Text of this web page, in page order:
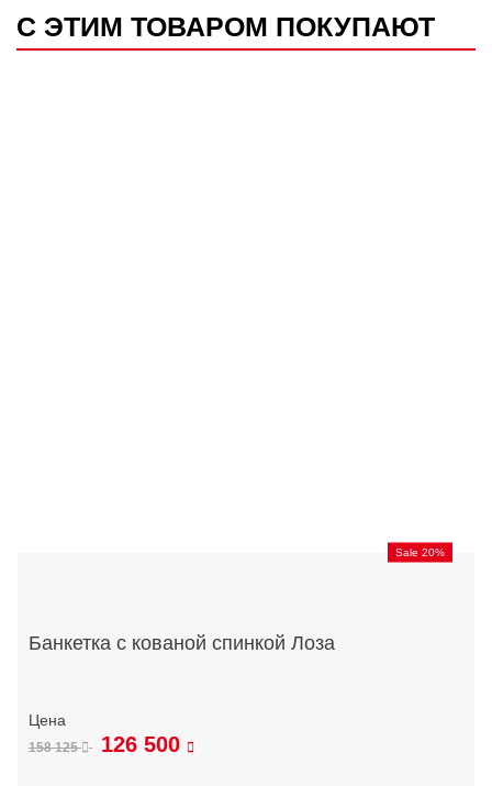
С ЭТИМ ТОВАРОМ ПОКУПАЮТ
Sale 20%
Банкетка с кованой спинкой Лоза
158 125 126 500